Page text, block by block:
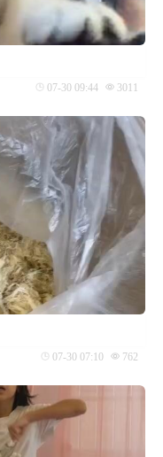
07-30 09:44 3011
07-30 07:10 762